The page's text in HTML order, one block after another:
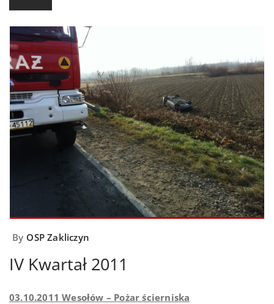
By OSP Zakliczyn
IV Kwartał 2011
03.10.2011 Wesołów – Pożar ścierniska